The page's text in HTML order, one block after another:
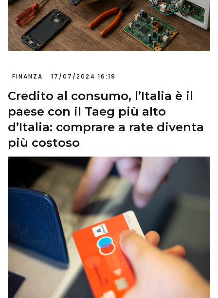
FINANZA 17/07/2024 16:19
Credito al consumo, l’Italia è il
paese con il Taeg più alto
d’Italia: comprare a rate diventa
più costoso